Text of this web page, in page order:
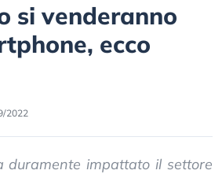
si venderanno
ecco
2022
duramente impattato il settore